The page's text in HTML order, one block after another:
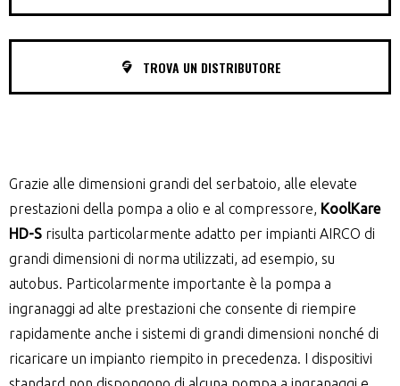
TROVA UN DISTRIBUTORE
Grazie alle dimensioni grandi del serbatoio, alle elevate
prestazioni della pompa a olio e al compressore, KoolKare
HD-S risulta particolarmente adatto per impianti AIRCO di
grandi dimensioni di norma utilizzati, ad esempio, su
autobus. Particolarmente importante è la pompa a
ingranaggi ad alte prestazioni che consente di riempire
rapidamente anche i sistemi di grandi dimensioni nonché di
ricaricare un impianto riempito in precedenza. I dispositivi